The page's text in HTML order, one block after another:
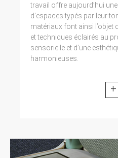
travail offre aujourd’hui
d’espaces typés par leur
matériaux font ainsi
et techniques éclairés au
sensorielle et d’une
harmonieuses.
+